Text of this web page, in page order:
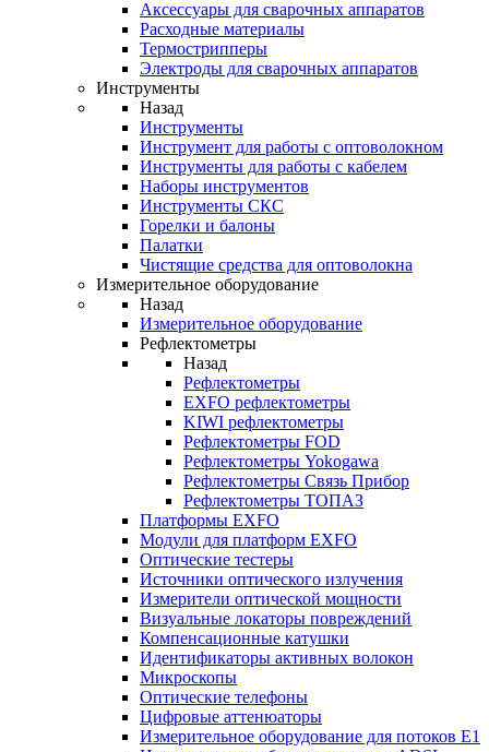
Аксессуары для сварочных аппаратов
Расходные материалы
Термострипперы
Электроды для сварочных аппаратов
Инструменты
Назад
Инструменты
Инструмент для работы с оптоволокном
Инструменты для работы с кабелем
Наборы инструментов
Инструменты СКС
Горелки и балоны
Палатки
Чистящие средства для оптоволокна
Измерительное оборудование
Назад
Измерительное оборудование
Рефлектометры
Назад
Рефлектометры
EXFO рефлектометры
KIWI рефлектометры
Рефлектометры FOD
Рефлектометры Yokogawa
Рефлектометры Связь Прибор
Рефлектометры ТОПАЗ
Платформы EXFO
Модули для платформ EXFO
Оптические тестеры
Источники оптического излучения
Измерители оптической мощности
Визуальные локаторы повреждений
Компенсационные катушки
Идентификаторы активных волокон
Микроскопы
Оптические телефоны
Цифровые аттенюаторы
Измерительное оборудование для потоков Е1